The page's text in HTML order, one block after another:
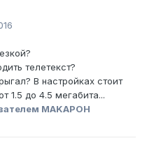
телетекст?
В настройках стоит
1.5 до 4.5 мегабита...
MAKAPOH